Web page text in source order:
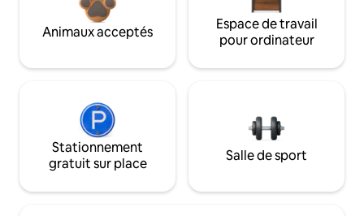
Animaux acceptés
Espace de travail
pour ordinateur
Stationnement
gratuit sur place
Salle de sport